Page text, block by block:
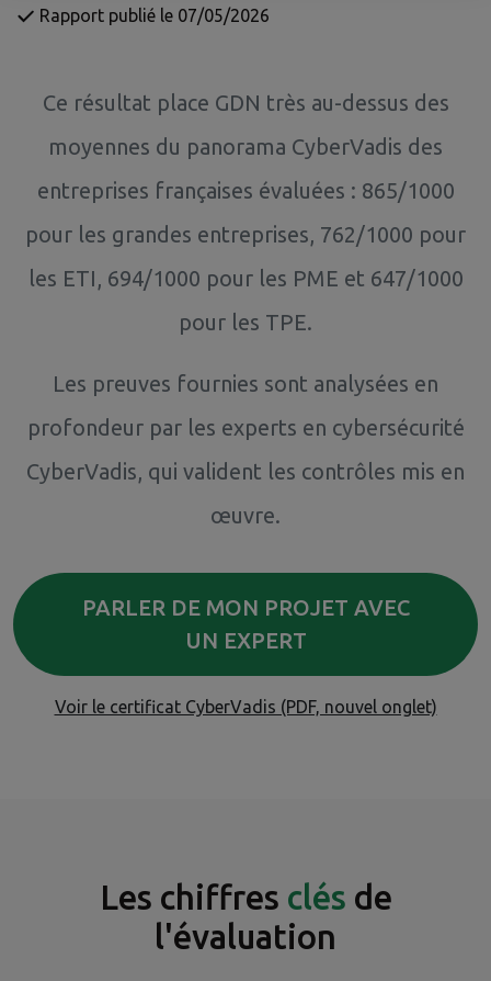
Rapport publié le 07/05/2026
Ce résultat place GDN très au-dessus des
moyennes du panorama CyberVadis des
entreprises françaises évaluées : 865/1000
pour les grandes entreprises, 762/1000 pour
les ETI, 694/1000 pour les PME et 647/1000
pour les TPE.
Les preuves fournies sont analysées en
profondeur par les experts en cybersécurité
CyberVadis, qui valident les contrôles mis en
œuvre.
PARLER DE MON PROJET AVEC
UN EXPERT
Voir le certificat CyberVadis (PDF, nouvel onglet)
Les chiffres clés de
l'évaluation